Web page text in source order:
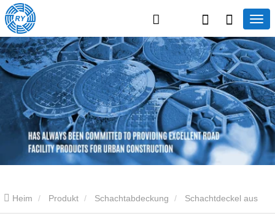
Heim Produkt Schachtabdeckung Schachtdeckel aus